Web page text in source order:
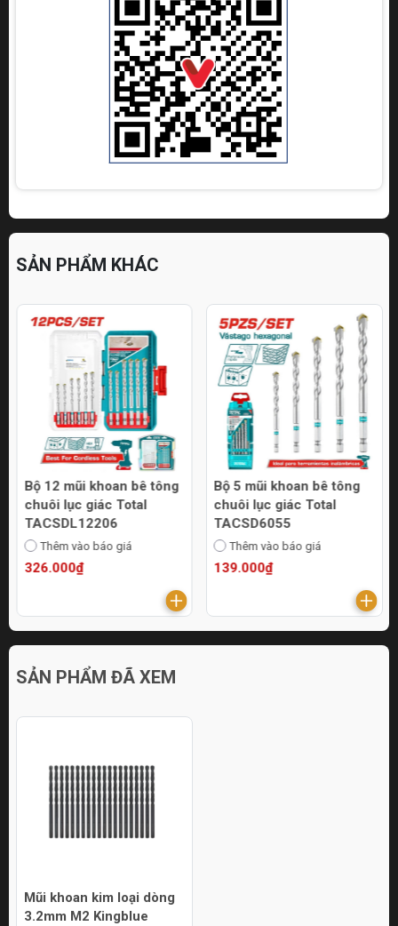
SẢN PHẨM KHÁC
Bộ 12 mũi khoan bê tông
chuôi lục giác Total
TACSDL12206
Thêm vào báo giá
326.000₫
Bộ 5 mũi khoan bê tông
chuôi lục giác Total
TACSD6055
Thêm vào báo giá
139.000₫
SẢN PHẨM ĐÃ XEM
Mũi khoan kim loại dòng
3.2mm M2 Kingblue